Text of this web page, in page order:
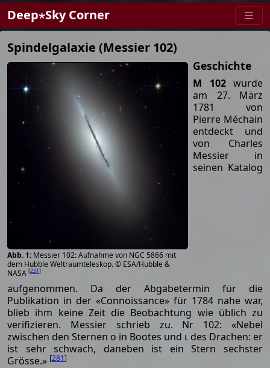
Deep⋆Sky Corner
Spindelgalaxie (Messier 102)
Messier 102: Aufnahme von NGC 5866 mit
dem Hubble Weltraumteleskop. © ESA/Hubble &
NASA [231]
Geschichte
M 102wurde
am 27. März
1781 von
Pierre Méchain
entdeckt und
von Charles
Messier in
seinen Katalog
aufgenommen. Da der Abgabetermin für die
Publikation in der «Connoissance» für 1784 nahe war,
blieb ihm keine Zeit die Beobachtung wie üblich zu
verifizieren. Messier schrieb zu. Nr 102: «Nebel
zwischen den Sternen ο in Bootes und ι des Drachen: er
ist sehr schwach, daneben ist ein Stern sechster
Grösse.» [281]